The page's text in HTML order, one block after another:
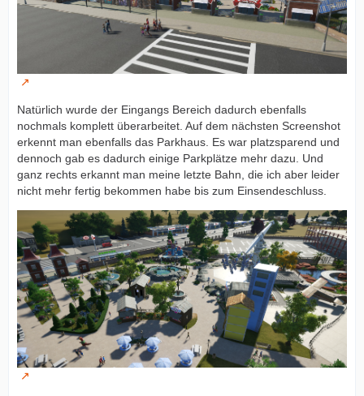
Natürlich wurde der Eingangs Bereich dadurch ebenfalls
nochmals komplett überarbeitet. Auf dem nächsten Screenshot
erkennt man ebenfalls das Parkhaus. Es war platzsparend und
dennoch gab es dadurch einige Parkplätze mehr dazu. Und
ganz rechts erkannt man meine letzte Bahn, die ich aber leider
nicht mehr fertig bekommen habe bis zum Einsendeschluss.